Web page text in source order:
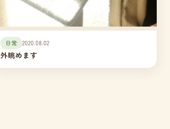
日常 2020.08.02
外眺めます